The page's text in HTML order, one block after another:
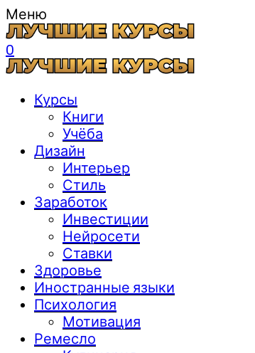
Меню
0
Курсы
Книги
Учёба
Дизайн
Интерьер
Стиль
Заработок
Инвестиции
Нейросети
Ставки
Здоровье
Иностранные языки
Психология
Мотивация
Ремесло